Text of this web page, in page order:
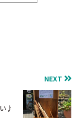
NEXT
♪